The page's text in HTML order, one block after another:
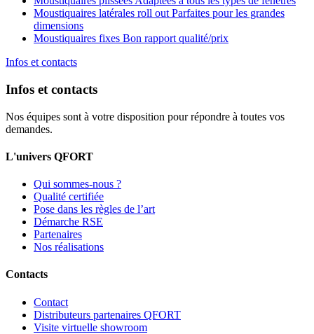
Moustiquaires latérales roll out Parfaites pour les grandes
dimensions
Moustiquaires fixes Bon rapport qualité/prix
Infos et contacts
Infos et contacts
Nos équipes sont à votre disposition pour répondre à toutes vos
demandes.
L'univers QFORT
Qui sommes-nous ?
Qualité certifiée
Pose dans les règles de l’art
Démarche RSE
Partenaires
Nos réalisations
Contacts
Contact
Distributeurs partenaires QFORT
Visite virtuelle showroom